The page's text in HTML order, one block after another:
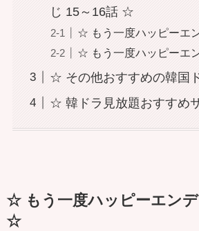
じ 15～16話 ☆
☆ もう一度ハッピーエ
☆ もう一度ハッピーエ
☆ その他おすすめの韓国
☆ 韓ドラ見放題おすすめ
☆ もう一度ハッピーエン
☆